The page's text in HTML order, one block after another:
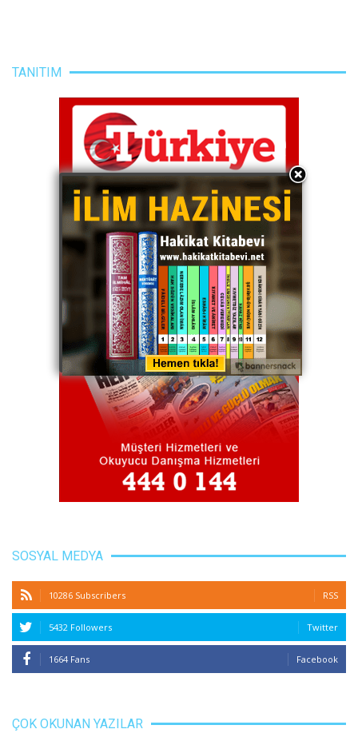
TANITIM
SOSYAL MEDYA
10286 Subscribers RSS
5432 Followers Twitter
1664 Fans Facebook
ÇOK OKUNAN YAZILAR